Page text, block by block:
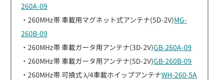
260A-09
・260MHz帯 車載用マグネット式アンテナ(5D-2V)MG-
260B-09
・260MHz帯 車載ガータ用アンテナ(3D-2V)GB-260A-09
・260MHz帯 車載ガータ用アンテナ(5D-2V)GB-260B-09
・260MHz帯 可撓式 λ/4車載ホイップアンテナWH-260-5A